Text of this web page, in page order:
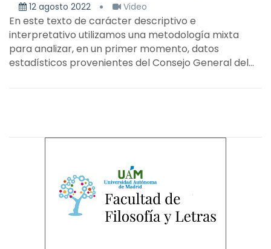
12 agosto 2022
Video
En este texto de carácter descriptivo e
interpretativo utilizamos una metodología mixta
para analizar, en un primer momento, datos
estadísticos provenientes del Consejo General del...